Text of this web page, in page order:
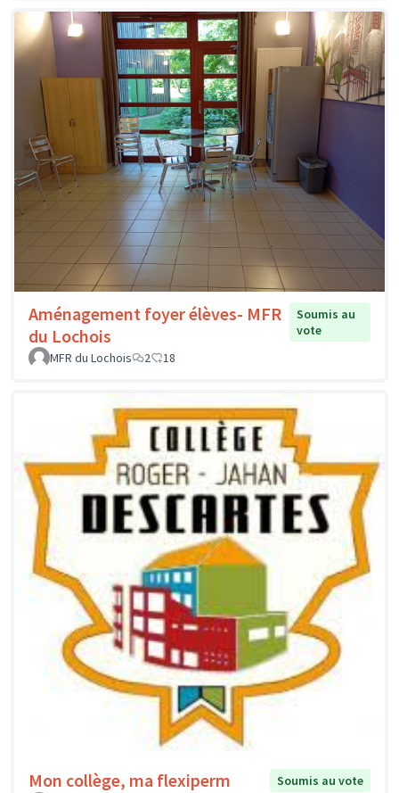
Aménagement foyer élèves- MFR
du Lochois
Soumis au
vote
MFR du Lochois
2 18
Mon collège, ma flexiperm
Soumis au vote